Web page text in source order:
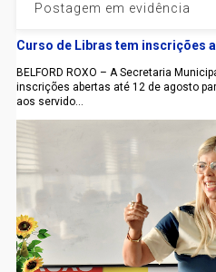
Postagem em evidência
Curso de Libras tem inscrições
BELFORD ROXO – A Secretaria
inscrições abertas até 12 de agosto
aos servido...